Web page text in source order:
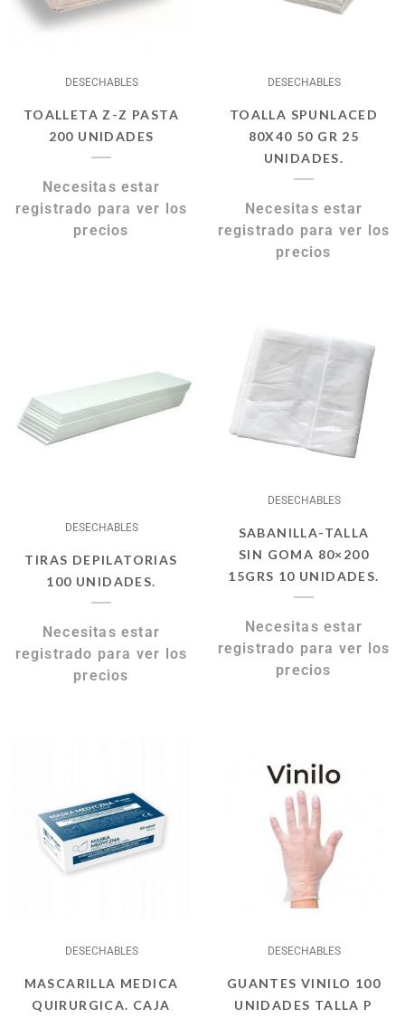
DESECHABLES
TOALLETA Z-Z PASTA
200 UNIDADES
Necesitas estar
registrado para ver los
precios
DESECHABLES
TOALLA SPUNLACED
80X40 50 GR 25
UNIDADES.
Necesitas estar
registrado para ver los
precios
DESECHABLES
TIRAS DEPILATORIAS
100 UNIDADES.
Necesitas estar
registrado para ver los
precios
DESECHABLES
SABANILLA-TALLA
SIN GOMA 80×200
15GRS 10 UNIDADES.
Necesitas estar
registrado para ver los
precios
DESECHABLES
MASCARILLA MEDICA
QUIRURGICA. CAJA
DESECHABLES
GUANTES VINILO 100
UNIDADES TALLA P